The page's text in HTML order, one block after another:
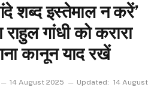
शब्द इस्तेमाल न करें’
गांधी को करारा
कानून याद रखें
14 August 2025 Updated: 14 August